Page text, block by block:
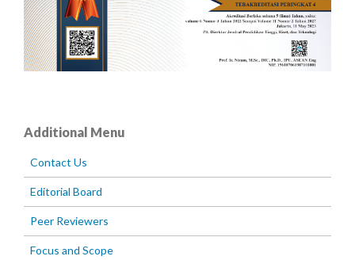
Additional Menu
Contact Us
Editorial Board
Peer Reviewers
Focus and Scope